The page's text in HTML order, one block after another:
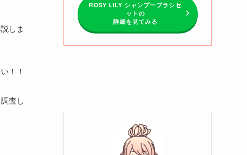
しま
！！
査し
ROSY LILY シャンプーブラシセ
ットの
詳細を見てみる